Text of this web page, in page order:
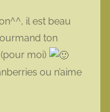
il est beau
ton
moi)
ou n’aime